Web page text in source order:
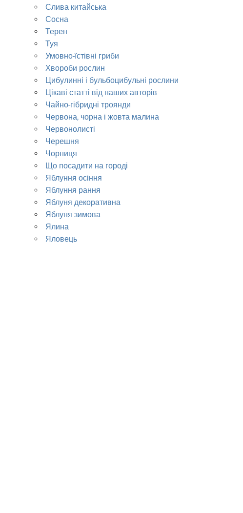
Слива китайська
Сосна
Терен
Туя
Умовно-їстівні гриби
Хвороби рослин
Цибулинні і бульбоцибульні рослини
Цікаві статті від наших авторів
Чайно-гібридні троянди
Червона, чорна і жовта малина
Червонолисті
Черешня
Чорниця
Що посадити на городі
Яблуння осіння
Яблуння рання
Яблуня декоративна
Яблуня зимова
Ялина
Яловець